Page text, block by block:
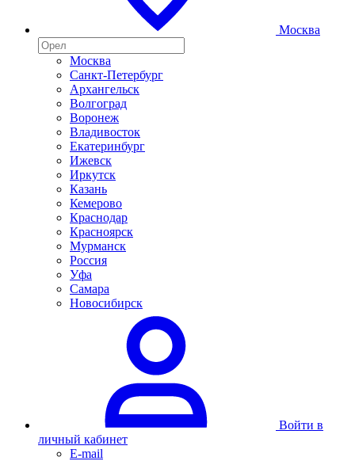
Москва
Москва
Санкт-Петербург
Архангельск
Волгоград
Воронеж
Владивосток
Екатеринбург
Ижевск
Иркутск
Казань
Кемерово
Краснодар
Красноярск
Мурманск
Россия
Уфа
Самара
Новосибирск
Войти в
личный кабинет
E-mail